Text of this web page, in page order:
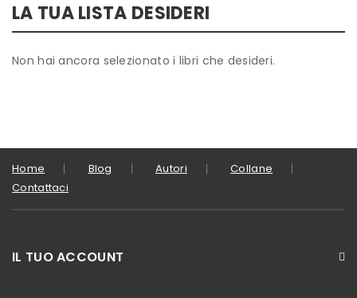
LA TUA LISTA DESIDERI
Non hai ancora selezionato i libri che desideri.
Home Blog Autori
Collane
Contattaci
IL TUO ACCOUNT